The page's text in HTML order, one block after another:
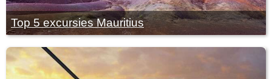
Top 5 excursies Mauritius